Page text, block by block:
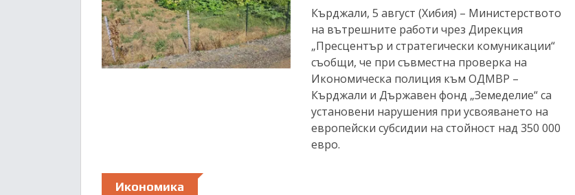
Кърджали, 5 август (Хибия) – Министерството
на вътрешните работи чрез Дирекция
„Пресцентър и стратегически комуникации“
съобщи, че при съвместна проверка на
Икономическа полиция към ОДМВР –
Кърджали и Държавен фонд „Земеделие“ са
установени нарушения при усвояването на
европейски субсидии на стойност над 350 000
евро.
Икономика